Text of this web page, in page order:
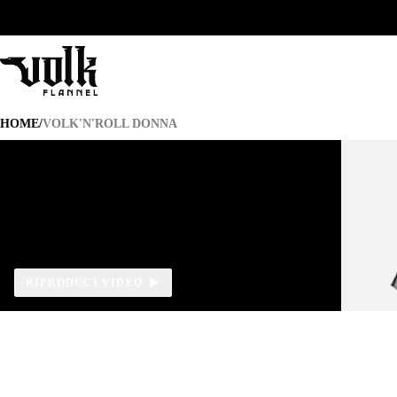
HOME/VOLK'N'ROLL DONNA
VOLK'N'ROLL DONNA